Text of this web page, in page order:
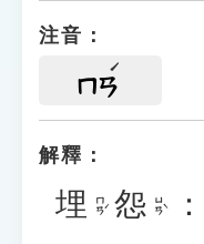
注音：
ㄇㄢ
解釋：
埋 ㄇㄢˊ 怨 ㄩㄢˋ